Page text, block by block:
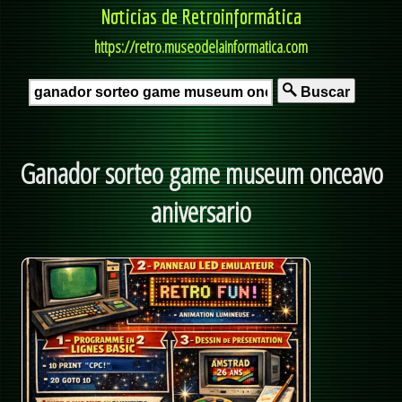
Noticias de Retroinformática
https://retro.museodelainformatica.com
Buscar
Ganador sorteo game museum onceavo
aniversario